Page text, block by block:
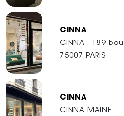
CINNA
CINNA - 189
75007 PARIS
CINNA
CINNA MAINE